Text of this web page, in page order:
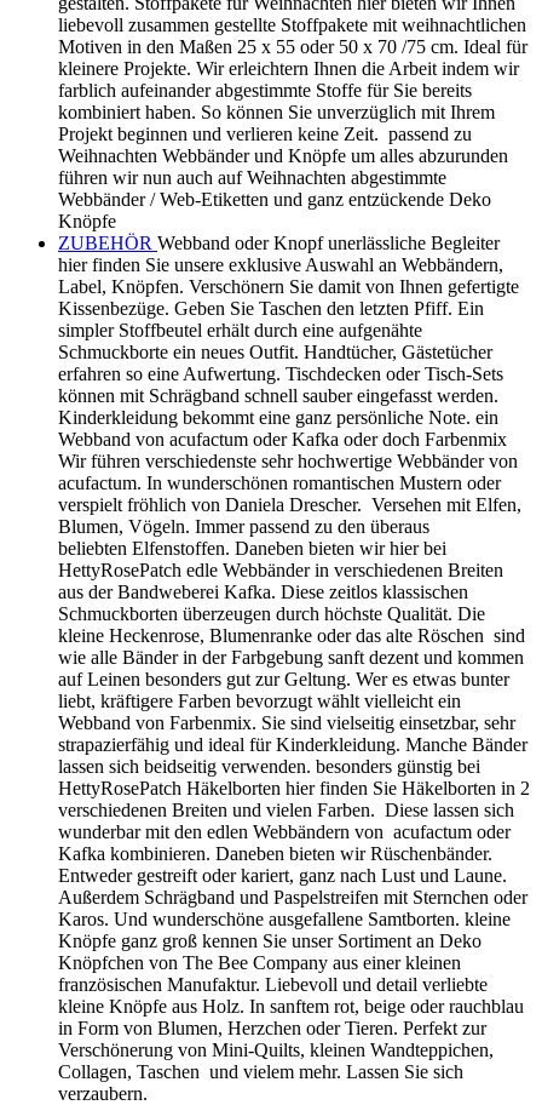
liebevoll zusammen gestellte Stoffpakete mit weihnachtlichen
Motiven in den Maßen 25 x 55 oder 50 x 70 /75 cm. Ideal für
kleinere Projekte. Wir erleichtern Ihnen die Arbeit indem wir
farblich aufeinander abgestimmte Stoffe für Sie bereits
kombiniert haben. So können Sie unverzüglich mit Ihrem
Projekt beginnen und verlieren keine Zeit. passend zu
Weihnachten Webbänder und Knöpfe um alles abzurunden
führen wir nun auch auf Weihnachten abgestimmte
Webbänder / Web-Etiketten und ganz entzückende Deko
Knöpfe
ZUBEHÖR Webband oder Knopf unerlässliche Begleiter
hier finden Sie unsere exklusive Auswahl an Webbändern,
Label, Knöpfen. Verschönern Sie damit von Ihnen gefertigte
Kissenbezüge. Geben Sie Taschen den letzten Pfiff. Ein
simpler Stoffbeutel erhält durch eine aufgenähte
Schmuckborte ein neues Outfit. Handtücher, Gästetücher
erfahren so eine Aufwertung. Tischdecken oder Tisch-Sets
können mit Schrägband schnell sauber eingefasst werden.
Kinderkleidung bekommt eine ganz persönliche Note. ein
Webband von acufactum oder Kafka oder doch Farbenmix
Wir führen verschiedenste sehr hochwertige Webbänder von
acufactum. In wunderschönen romantischen Mustern oder
verspielt fröhlich von Daniela Drescher. Versehen mit Elfen,
Blumen, Vögeln. Immer passend zu den überaus
beliebten Elfenstoffen. Daneben bieten wir hier bei
HettyRosePatch edle Webbänder in verschiedenen Breiten
aus der Bandweberei Kafka. Diese zeitlos klassischen
Schmuckborten überzeugen durch höchste Qualität. Die
kleine Heckenrose, Blumenranke oder das alte Röschen sind
wie alle Bänder in der Farbgebung sanft dezent und kommen
auf Leinen besonders gut zur Geltung. Wer es etwas bunter
liebt, kräftigere Farben bevorzugt wählt vielleicht ein
Webband von Farbenmix. Sie sind vielseitig einsetzbar, sehr
strapazierfähig und ideal für Kinderkleidung. Manche Bänder
lassen sich beidseitig verwenden. besonders günstig bei
HettyRosePatch Häkelborten hier finden Sie Häkelborten in 2
verschiedenen Breiten und vielen Farben. Diese lassen sich
wunderbar mit den edlen Webbändern von acufactum oder
Kafka kombinieren. Daneben bieten wir Rüschenbänder.
Entweder gestreift oder kariert, ganz nach Lust und Laune.
Außerdem Schrägband und Paspelstreifen mit Sternchen oder
Karos. Und wunderschöne ausgefallene Samtborten. kleine
Knöpfe ganz groß kennen Sie unser Sortiment an Deko
Knöpfchen von The Bee Company aus einer kleinen
französischen Manufaktur. Liebevoll und detail verliebte
kleine Knöpfe aus Holz. In sanftem rot, beige oder rauchblau
in Form von Blumen, Herzchen oder Tieren. Perfekt zur
Verschönerung von Mini-Quilts, kleinen Wandteppichen,
Collagen, Taschen und vielem mehr. Lassen Sie sich
verzaubern.